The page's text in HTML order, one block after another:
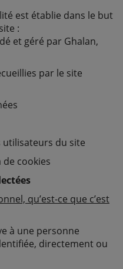
est établie dans le but
:
et géré par Ghalan,
par le site
utilisateurs du site
de cookies
qu’est-ce que c’est
à une personne
directement ou